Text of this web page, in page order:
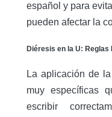
español y para
pueden afectar la
Diéresis en la U: Reglas
La aplicación de la
muy específicas
escribir